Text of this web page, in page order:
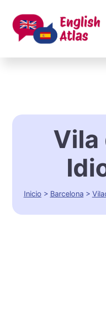
contenido
Vila
Inicio > Barcelona >